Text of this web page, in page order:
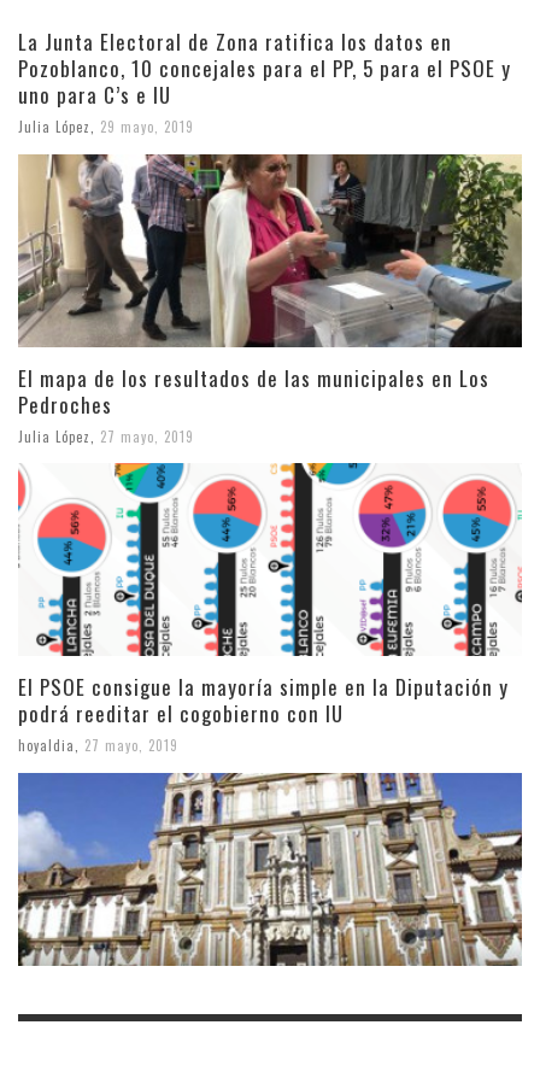
La Junta Electoral de Zona ratifica los datos en
Pozoblanco, 10 concejales para el PP, 5 para el PSOE y
uno para C’s e IU
Julia López 29 mayo, 2019
El mapa de los resultados de las municipales en Los
Pedroches
Julia López 27 mayo, 2019
El PSOE consigue la mayoría simple en la Diputación y
podrá reeditar el cogobierno con IU
hoyaldia, 27 mayo, 2019